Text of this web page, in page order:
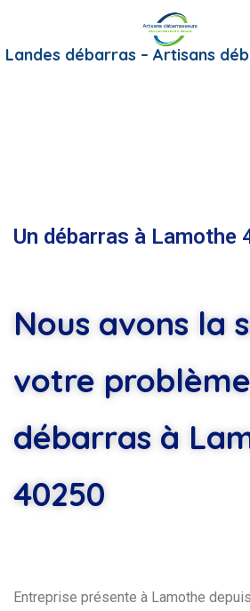
Landes débarras – Artisans
Un débarras à Lamothe
Nous avons la
votre
débarras à
40250
Entreprise présente à Lamothe